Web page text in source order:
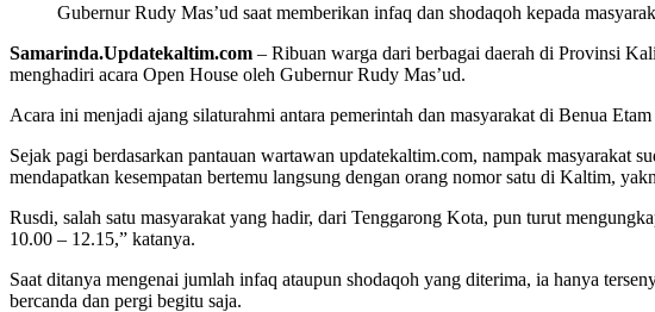
Gubernur Rudy Mas’ud saat memberikan infaq dan shodaqoh kepada
Samarinda.Updatekaltim.com – Ribuan warga dari berbagai daerah di Provinsi
menghadiri acara Open House oleh Gubernur Rudy Mas’ud.
Acara ini menjadi ajang silaturahmi antara pemerintah dan masyarakat di Benua
Sejak pagi berdasarkan pantauan wartawan updatekaltim.com, nampak
mendapatkan kesempatan bertemu langsung dengan orang nomor satu di Kaltim,
Rusdi, salah satu masyarakat yang hadir, dari Tenggarong Kota, pun turut
10.00 – 12.15,” katanya.
Saat ditanya mengenai jumlah infaq ataupun shodaqoh yang diterima, ia hanya
bercanda dan pergi begitu saja.